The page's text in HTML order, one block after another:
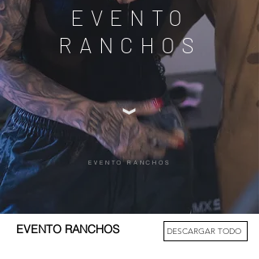
EVENTO
RANCHOS
EVENTO RANCHOS
EVENTO RANCHOS DESCARGAR TODO